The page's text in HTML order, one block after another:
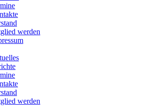
werden
werden